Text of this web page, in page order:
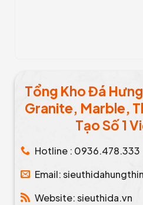
Tổng Kho Đá
Granite, Marble,
Tạo Số 1
Hotline : 0936.478.333
Email:
Website: sieuthida.vn